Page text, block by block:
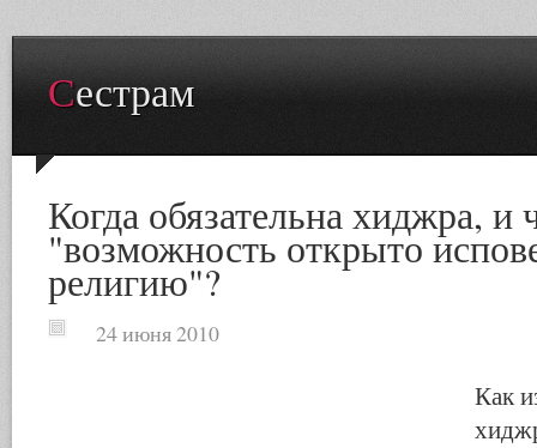
Сестрам
Когда обязательна хиджра, и
"возможность открыто
религию"?
24 июня 2010
Как